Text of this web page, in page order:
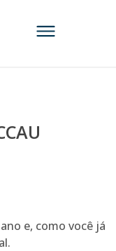
e, como você já